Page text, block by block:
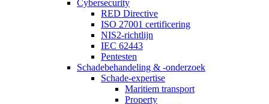
Cybersecurity
RED Directive
ISO 27001 certificering
NIS2-richtlijn
IEC 62443
Pentesten
Schadebehandeling & -onderzoek
Schade-expertise
Maritiem transport
Property